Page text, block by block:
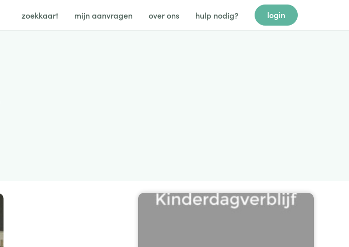
zoekkaart mijn aanvragen over ons hulp nodig? login